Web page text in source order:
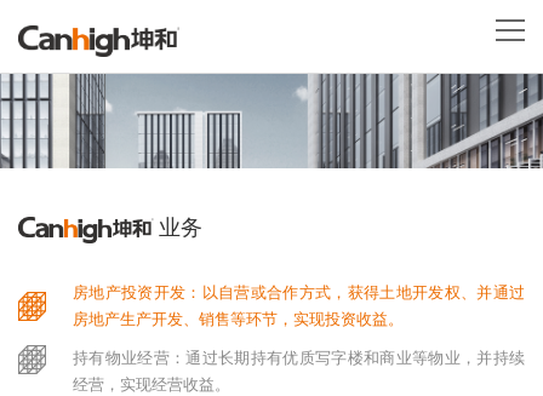
业务
房地产投资开发：以自营或合作方式，获得土地开发权、并通过
房地产生产开发、销售等环节，实现投资收益。
持有物业经营：通过长期持有优质写字楼和商业等物业，并持续
经营，实现经营收益。